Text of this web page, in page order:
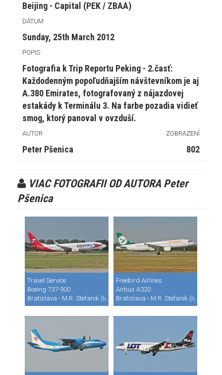
Beijing - Capital (PEK / ZBAA)
DÁTUM
Sunday, 25th March 2012
POPIS
Fotografia k Trip Reportu Peking - 2.časť:
Každodenným popoľudňajším návštevníkom je aj
A.380 Emirates, fotografovaný z nájazdovej
estakády k Terminálu 3. Na farbe pozadia vidieť
smog, ktorý panoval v ovzduší.
AUTOR ZOBRAZENÍ
Peter Pšenica 802
VIAC FOTOGRAFII OD AUTORA Peter
Pšenica
Travel Service
Boeing 737-900
Bratislava - M.R. Stefanik (Ivanka) (BTS / LZIB)
Freebird Airlines
Airbus A320
Bratislava - M.R. Stefanik (Ivanka)